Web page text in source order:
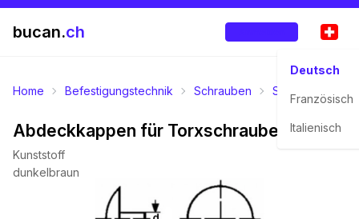
bucan.ch
Deutsch
Französisch
Italienisch
Home Befestigungstechnik Schrauben
Abdeckkappen für Torxschrauben
Kunststoff
dunkelbraun